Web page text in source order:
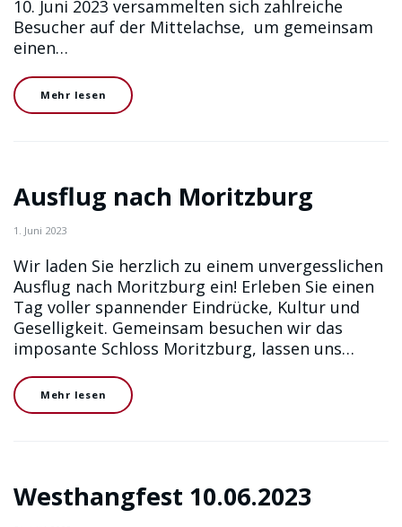
10. Juni 2023 versammelten sich zahlreiche
Besucher auf der Mittelachse, um gemeinsam
einen…
Mehr lesen
Ausflug nach Moritzburg
1. Juni 2023
Wir laden Sie herzlich zu einem unvergesslichen
Ausflug nach Moritzburg ein! Erleben Sie einen
Tag voller spannender Eindrücke, Kultur und
Geselligkeit. Gemeinsam besuchen wir das
imposante Schloss Moritzburg, lassen uns…
Mehr lesen
Westhangfest 10.06.2023